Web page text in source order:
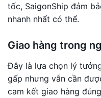
tốc, SaigonShip đảm
nhanh nhất có thể.
Giao hàng trong
Đây là lựa chọn lý
gấp nhưng vẫn cần
cam kết giao hàng